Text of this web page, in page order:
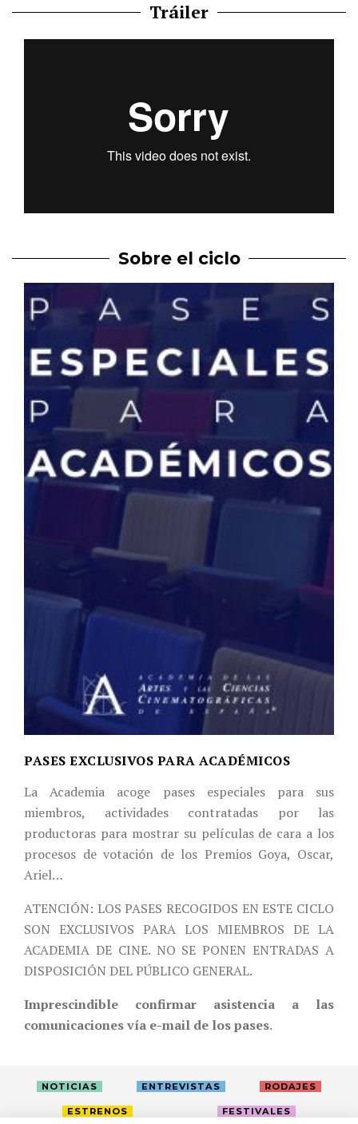
Tráiler
Sobre el ciclo
PASES EXCLUSIVOS PARA ACADÉMICOS
La Academia acoge pases especiales para sus
miembros, actividades contratadas por las
productoras para mostrar su películas de cara a los
procesos de votación de los Premios Goya, Oscar,
Ariel…
ATENCIÓN: LOS PASES RECOGIDOS EN ESTE CICLO
SON EXCLUSIVOS PARA LOS MIEMBROS DE LA
ACADEMIA DE CINE. NO SE PONEN ENTRADAS A
DISPOSICIÓN DEL PÚBLICO GENERAL.
Imprescindible confirmar asistencia a las
comunicaciones vía e-mail de los pases.
NOTICIAS ENTREVISTAS RODAJES
ESTRENOS FESTIVALES